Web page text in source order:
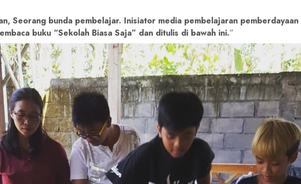
Seorang bunda pembelajar. Inisiator media pembelajaran pemberdayaan
buku “Sekolah Biasa Saja” dan ditulis di bawah ini.